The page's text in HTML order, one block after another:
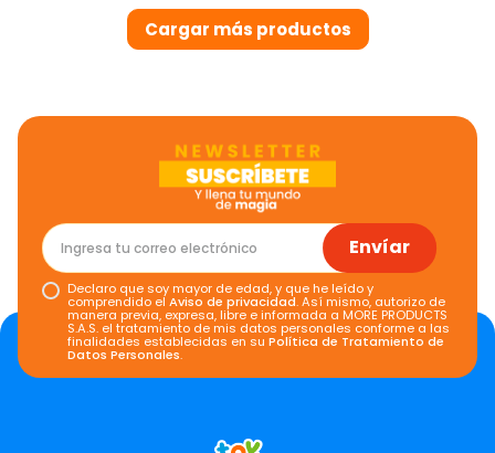
Envíar
Declaro que soy mayor de edad, y que he leído y
comprendido elAviso de privacidad. Así mismo, autorizo de
manera previa, expresa, libre e informada a MORE PRODUCTS
S.A.S. el tratamiento de mis datos personales conforme a las
finalidades establecidas en suPolítica de Tratamiento de
Datos Personales.